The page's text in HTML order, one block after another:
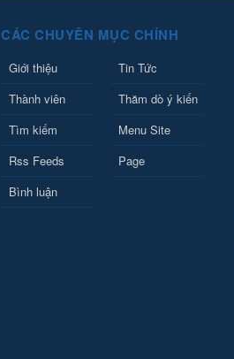
CÁC CHUYÊN MỤC CHÍNH
Giới thiệu
Tin Tức
Thành viên
Thăm dò ý kiến
Tìm kiếm
Menu Site
Rss Feeds
Page
Bình luận